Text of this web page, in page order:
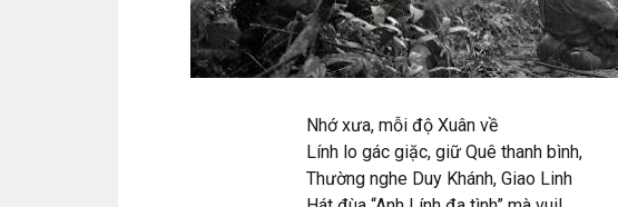
Nhớ xưa, mỗi độ Xuân về
Lính lo gác giặc, giữ Quê thanh bình,
Thường nghe Duy Khánh, Giao Linh